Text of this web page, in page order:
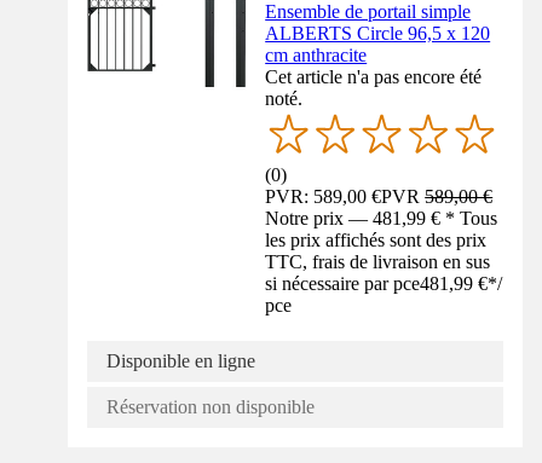
Ensemble de portail simple
ALBERTS Circle 96,5 x 120
cm anthracite
Cet article n'a pas encore été
noté.
(0)
PVR: 589,00 €PVR589,00 €
Notre prix — 481,99 € * Tous
les prix affichés sont des prix
TTC, frais de livraison en sus
si nécessaire par pce481,99 €*/
pce
Disponible en ligne
Réservation non disponible